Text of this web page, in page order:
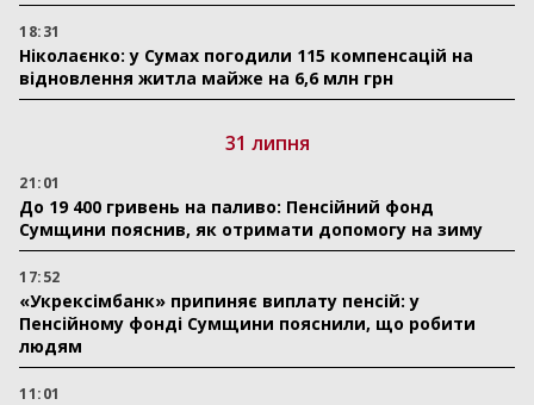
18:31
Ніколаєнко: у Сумах погодили 115 компенсацій на
відновлення житла майже на 6,6 млн грн
31 липня
21:01
До 19 400 гривень на паливо: Пенсійний фонд
Сумщини пояснив, як отримати допомогу на зиму
17:52
«Укрексімбанк» припиняє виплату пенсій: у
Пенсійному фонді Сумщини пояснили, що робити
людям
11:01